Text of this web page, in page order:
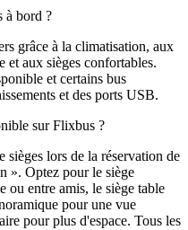
à bord ?
grâce à la climatisation, aux
et aux sièges confortables.
et certains bus
et des ports USB.
sur Flixbus ?
sièges lors de la réservation de
». Optez pour le siège
ou entre amis, le siège table
pour une vue
pour plus d'espace. Tous les